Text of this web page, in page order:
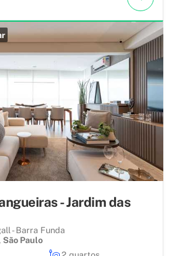
- Jardim das
- Barra Funda
, São Paulo